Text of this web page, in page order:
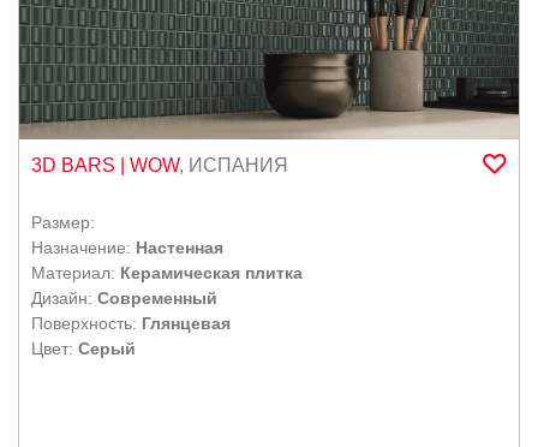
3D BARS | WOW, ИСПАНИЯ
Размер:
Назначение: Настенная
Материал: Керамическая плитка
Дизайн: Современный
Поверхность: Глянцевая
Цвет: Серый